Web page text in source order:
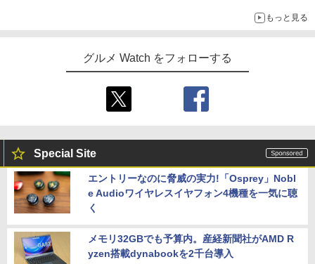
もっと見る
グルメ Watch をフォローする
Special Site
エントリーなのに脅威の実力!「Osprey」Nobl
e Audioワイヤレスイヤフォン4機種を一気に聴
く
メモリ32GBでも予算内。産経新聞社がAMD R
yzen搭載dynabookを2千台導入